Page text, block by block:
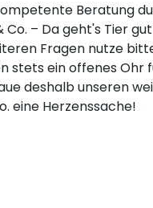
Beratung
– Da geht's Tier
Fragen nutze
stets ein offenes Ohr
deshalb unseren
eine Herzenssache!